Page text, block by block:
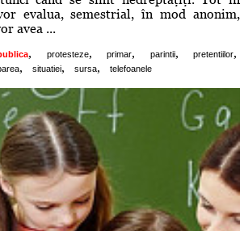
evalua, semestrial, în mod anonim,
avea ...
, protesteze, primar, parintii, pretentiilor,
, situatiei, sursa, telefoanele